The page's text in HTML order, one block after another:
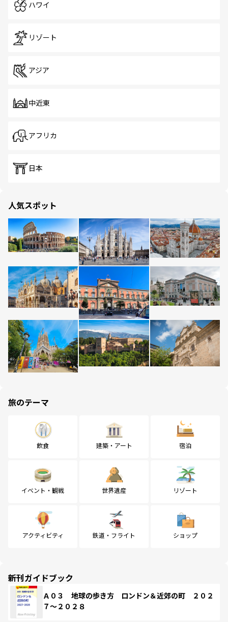
ハワイ
リゾート
アジア
中近東
アフリカ
日本
人気スポット
旅のテーマ
飲食 建築・アート 宿泊
イベント・観戦 世界遺産 リゾート
アクティビティ 鉄道・フライト ショップ
新刊ガイドブック
Ａ０３ 地球の歩き方 ロンドン＆近郊の町 ２０２
７～２０２８